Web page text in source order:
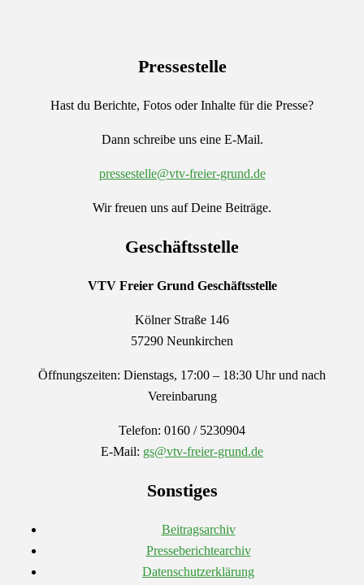
Pressestelle
Hast du Berichte, Fotos oder Inhalte für die Presse?
Dann schreibe uns eine E-Mail.
pressestelle@vtv-freier-grund.de
Wir freuen uns auf Deine Beiträge.
Geschäftsstelle
VTV Freier Grund Geschäftsstelle
Kölner Straße 146
57290 Neunkirchen
Öffnungszeiten: Dienstags, 17:00 – 18:30 Uhr und nach
Vereinbarung
Telefon: 0160 / 5230904
E-Mail: gs@vtv-freier-grund.de
Sonstiges
Beitragsarchiv
Presseberichtearchiv
Datenschutzerklärung